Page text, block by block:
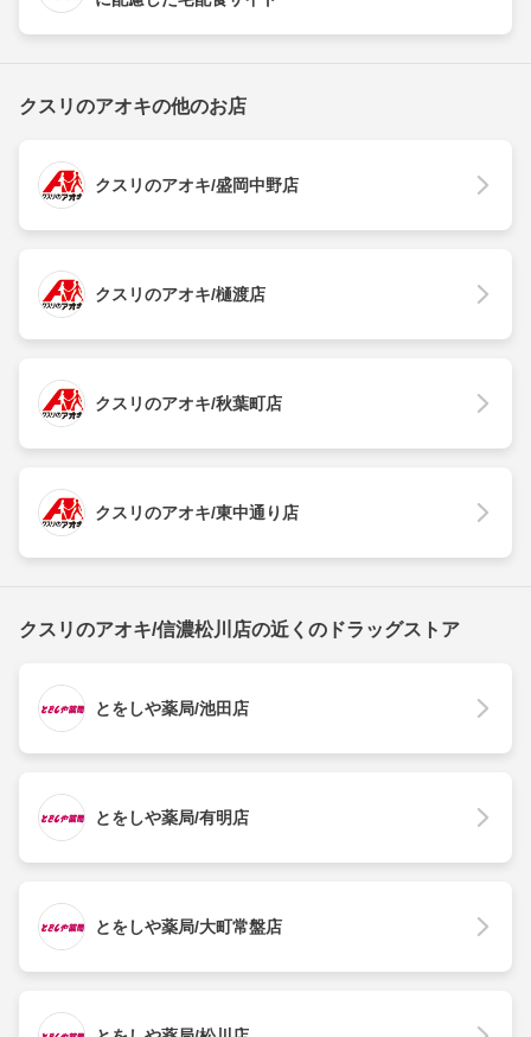
クスリのアオキの他のお店
クスリのアオキ/盛岡中野店
クスリのアオキ/樋渡店
クスリのアオキ/秋葉町店
クスリのアオキ/東中通り店
クスリのアオキ/信濃松川店の近くのドラッグストア
とをしや薬局/池田店
とをしや薬局/有明店
とをしや薬局/大町常盤店